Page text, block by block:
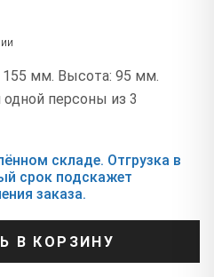
мм. Высота: 95 мм.
персоны из 3
складе. Отгрузка в
срок подскажет
заказа.
В КОРЗИНУ